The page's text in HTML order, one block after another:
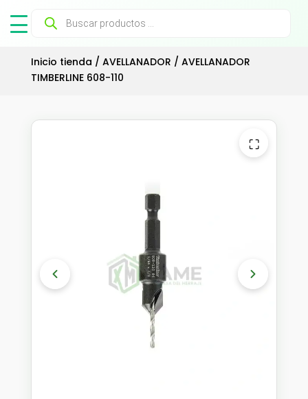
Búsqueda
productos
Inicio tienda / AVELLANADOR / AVELLANADOR
TIMBERLINE 608-110
⛶